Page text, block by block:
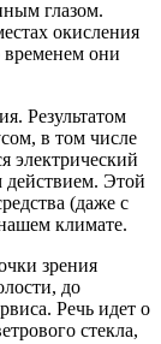
глазом.
окисления
временем они
Результатом
в том числе
электрический
Этой
(даже с
климате.
зрения
до
Речь идет о
стекла,